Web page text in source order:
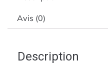
Avis (0)
Description